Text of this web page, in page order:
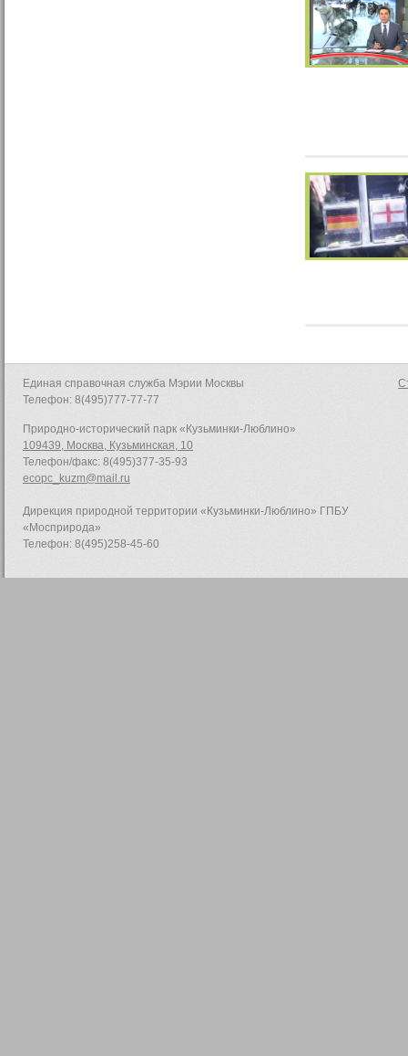
Единая справочная служба Мэрии Москвы
Телефон: 8(495)777-77-77
Природно-исторический парк «Кузьминки-Люблино»
109439, Москва, Кузьминская, 10
Телефон/факс: 8(495)377-35-93
ecopc_kuzm@mail.ru
Дирекция природной территории «Кузьминки-Люблино» ГПБУ
«Мосприрода»
Телефон: 8(495)258-45-60